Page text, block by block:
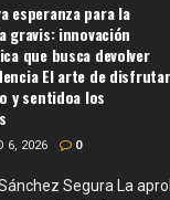
esperanza para la
gravis: innovación
que busca devolver
El arte de disfrutar
y sentidoa los
6, 2026 0
Segura La